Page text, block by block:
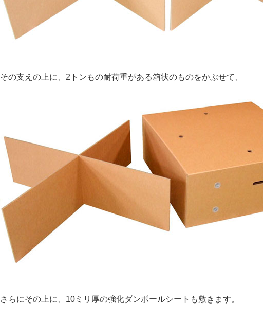
その支えの上に、2トンもの耐荷重がある箱状のものをかぶせて、
さらにその上に、10ミリ厚の強化ダンボールシートも敷きます。